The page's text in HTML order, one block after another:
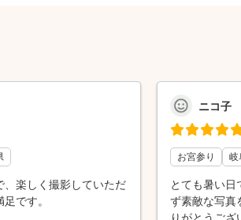
、楽しく撮影していただ
です。
ニコ子
お宮参り 岐
とても暑い日
ず素敵な写真
りがとうござ